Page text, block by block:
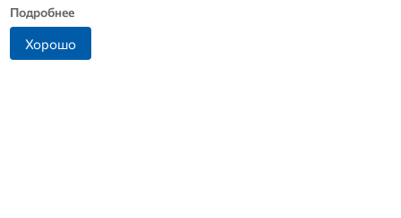
Подробнее
Хорошо